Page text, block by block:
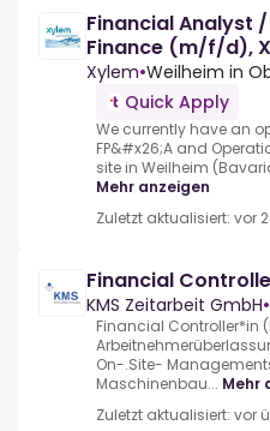
Financial Analyst
Finance (m/f/d),
Xylem•Weilheim in
Quick Apply
We currently have an
FP&#x26;A and
site in Weilheim
Mehr anzeigen
Zuletzt aktualisiert: vor
Financial
KMS Zeitarbeit GmbH•
Financial Controller*in
On-.Site-
Maschinenbau... Mehr
Zuletzt aktualisiert: vor